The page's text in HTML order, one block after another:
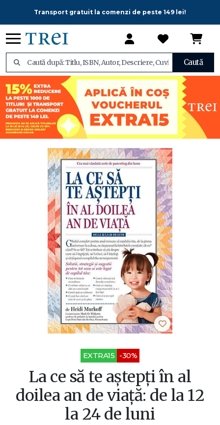
Transport gratuit la comenzi de peste 149 lei!
Caută
EXTRA15 -30%
La ce să te aștepți în al
doilea an de viață: de la 12
la 24 de luni